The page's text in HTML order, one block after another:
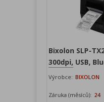
Bixolon SLP-
300dpi, USB,
Výrobce: BIXOLON
Záruka (měsíců): 24